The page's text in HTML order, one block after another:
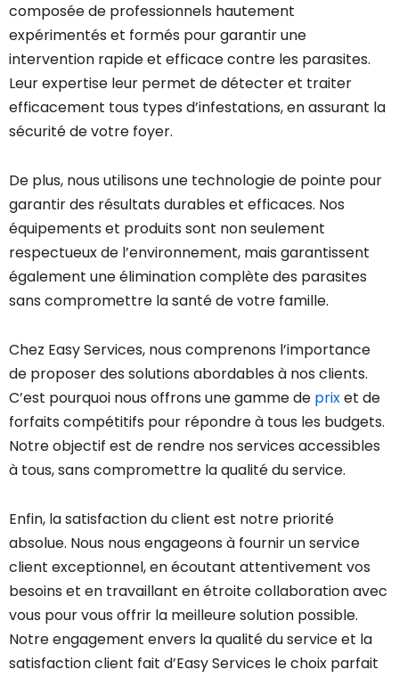
composée de professionnels hautement
expérimentés et formés pour garantir une
intervention rapide et efficace contre les parasites.
Leur expertise leur permet de détecter et traiter
efficacement tous types d’infestations, en assurant la
sécurité de votre foyer.
De plus, nous utilisons une technologie de pointe pour
garantir des résultats durables et efficaces. Nos
équipements et produits sont non seulement
respectueux de l’environnement, mais garantissent
également une élimination complète des parasites
sans compromettre la santé de votre famille.
Chez Easy Services, nous comprenons l’importance
de proposer des solutions abordables à nos clients.
C’est pourquoi nous offrons une gamme de prixet de
forfaits compétitifs pour répondre à tous les budgets.
Notre objectif est de rendre nos services accessibles
à tous, sans compromettre la qualité du service.
Enfin, la satisfaction du client est notre priorité
absolue. Nous nous engageons à fournir un service
client exceptionnel, en écoutant attentivement vos
besoins et en travaillant en étroite collaboration avec
vous pour vous offrir la meilleure solution possible.
Notre engagement envers la qualité du service et la
satisfaction client fait d’Easy Services le choix parfait